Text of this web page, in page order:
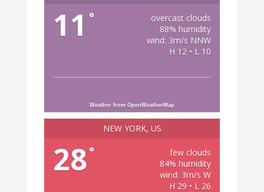
11 °
overcast clouds
88% humidity
wind: 3m/s NNW
H 12 • L 10
Weather from OpenWeatherMap
NEW YORK, US
28°
few clouds
84% humidity
wind: 3m/s W
H 29 • L 26